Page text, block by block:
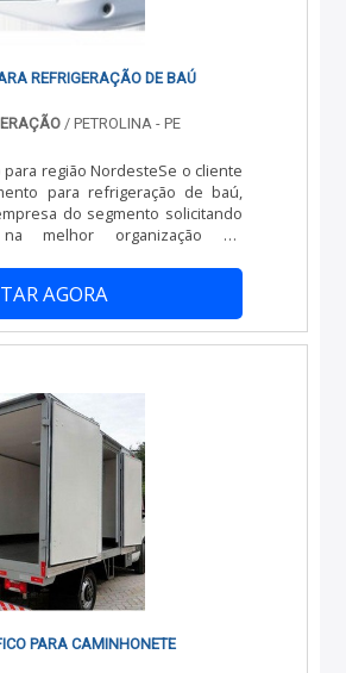
REFRIGERAÇÃO DE BAÚ
/ PETROLINA - PE
região NordesteSe o cliente
para refrigeração de baú,
do segmento solicitando
melhor organização do
o cliente obterá ótima
do tempo de execução dos
O EQUIPAMENTO PARA
China Refrigeração centraliza
de última geração, tudo para
tenha equipamento para
proteção.Há muitas maneiras
demonstrar competência,
sua área de atuação. A China
referência por ter: Soluções
manutenção e reformas de
Minimização do tempo de
Métodos avançados visando
de apresentação;
foco em equipamento para
AGORA
PARA CAMINHONETE